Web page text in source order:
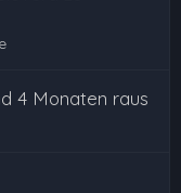
4 Monaten raus